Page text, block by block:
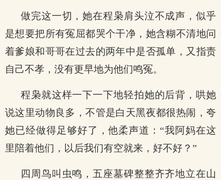
做完这一切，她在程枭肩头泣不成声，似乎
是想要把所有冤屈都哭个干净，她含糊不清地问
着爹娘和哥哥在过去的两年中是否孤单，又指责
自己不孝，没有更早地为他们鸣冤。
程枭就这样一下一下地轻拍她的后背，哄她
说这里动物良多，不管是白天黑夜都很热闹，夸
她已经做得足够好了，他柔声道：“我阿妈在这
里陪着他们，以后我们有空就来，好不好？”
四周鸟叫虫鸣，五座墓碑整整齐齐地立在山